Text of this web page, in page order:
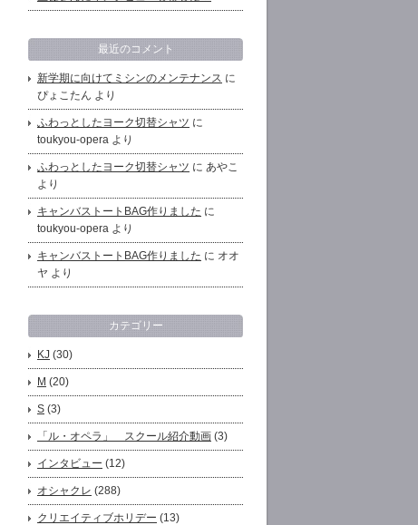
最近のコメント
新学期に向けてミシンのメンテナンス に
ぴょこたん より
ふわっとしたヨーク切替シャツ に
toukyou-opera より
ふわっとしたヨーク切替シャツ に あやこ
より
キャンバストートBAG作りました に
toukyou-opera より
キャンバストートBAG作りました に オオ
ヤ より
カテゴリー
KJ (30)
M (20)
S (3)
「ル・オペラ」 スクール紹介動画 (3)
インタビュー (12)
オシャクレ (288)
クリエイティブホリデー (13)